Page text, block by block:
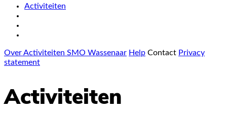
Activiteiten
Over Activiteiten SMO Wassenaar Help Contact Privacy
statement
Activiteiten